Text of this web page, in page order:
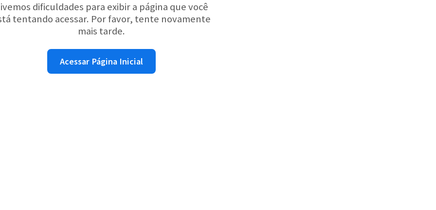
dificuldades para exibir a página que você
tentando acessar. Por favor, tente novamente
mais tarde.
Acessar Página Inicial